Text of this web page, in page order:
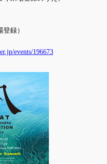
録）
events/196673